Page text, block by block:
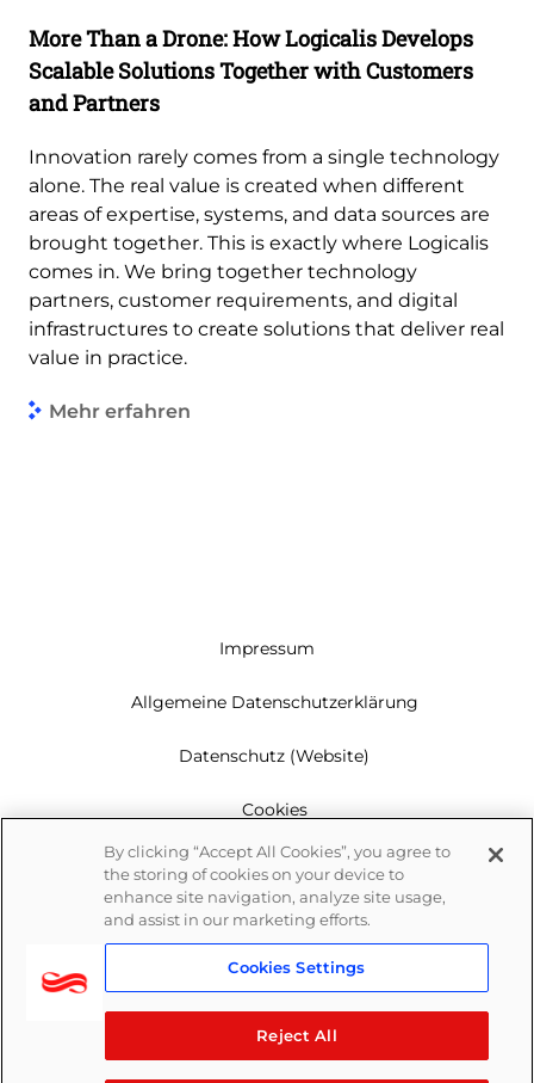
More Than a Drone: How Logicalis Develops
Scalable Solutions Together with Customers
and Partners
Innovation rarely comes from a single technology
alone. The real value is created when different
areas of expertise, systems, and data sources are
brought together. This is exactly where Logicalis
comes in. We bring together technology
partners, customer requirements, and digital
infrastructures to create solutions that deliver real
value in practice.
Mehr erfahren
Impressum
Allgemeine Datenschutzerklärung
Datenschutz (Website)
Cookies
Garantie
Newsletter
Whistleblowing
By clicking “Accept All Cookies”, you agree to
the storing of cookies on your device to
enhance site navigation, analyze site usage,
and assist in our marketing efforts.
Cookies Settings
Reject All